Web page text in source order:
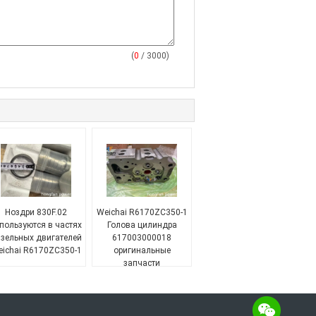
(0 / 3000)
Ноздри 830F.02
в частях
двигателей
R6170ZC350-1
Weichai R6170ZC350-1
Голова цилиндра
617003000018
оригинальные
запчасти